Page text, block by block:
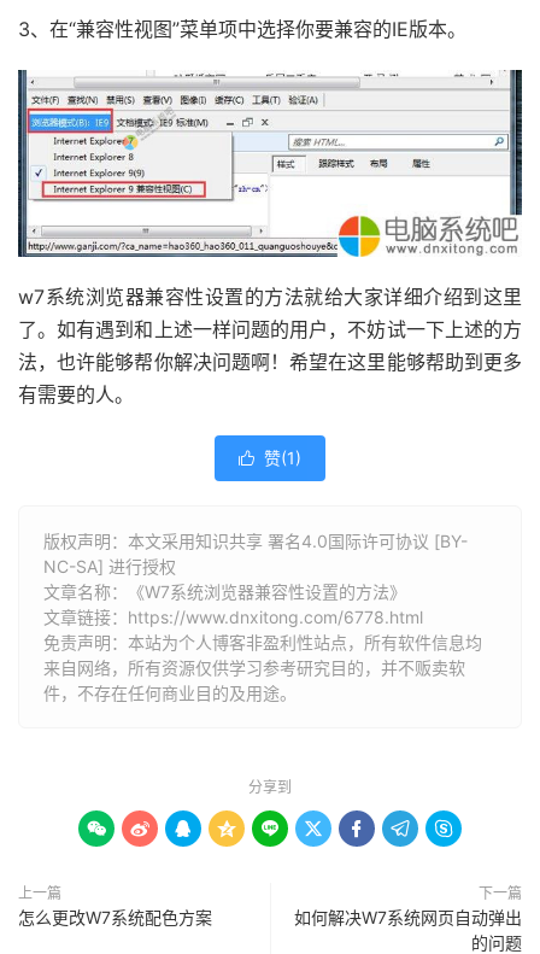
3、在“兼容性视图”菜单项中选择你要兼容的IE版本。
w7系统浏览器兼容性设置的方法就给大家详细介绍到这里
了。如有遇到和上述一样问题的用户，不妨试一下上述的方
法，也许能够帮你解决问题啊！希望在这里能够帮助到更多
有需要的人。
 赞(1)
版权声明：本文采用知识共享 署名4.0国际许可协议 [BY-
NC-SA] 进行授权
文章名称：《W7系统浏览器兼容性设置的方法》
文章链接： https://www.dnxitong.com/6778.html
免责声明：本站为个人博客非盈利性站点，所有软件信息均
来自网络，所有资源仅供学习参考研究目的，并不贩卖软
件，不存在任何商业目的及用途。
分享到
        
上一篇
怎么更改W7系统配色方案
下一篇
如何解决W7系统网页自动弹出
的问题